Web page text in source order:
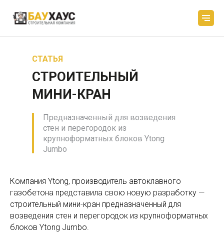
СТАТЬЯ
СТРОИТЕЛЬНЫЙ
МИНИ-КРАН
Предназначенный для возведения
стен и перегородок из
крупноформатных блоков Ytong
Jumbo
Компания Ytong, производитель автоклавного
газобетона представила свою новую разработку —
строительный мини-кран предназначенный для
возведения стен и перегородок из крупноформатных
блоков Ytong Jumbo.